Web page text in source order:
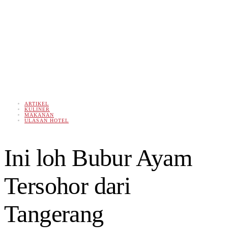
ARTIKEL
KULINER
MAKANAN
ULASAN HOTEL
Ini loh Bubur Ayam
Tersohor dari
Tangerang